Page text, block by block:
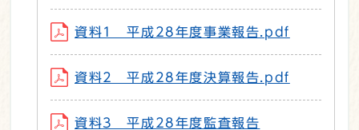
資料1 平成28年度事業報告.pdf
資料2 平成28年度決算報告.pdf
資料3 平成28年度監査報告